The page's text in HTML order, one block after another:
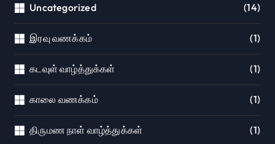
Uncategorized (14)
இரவு வணக்கம் (1)
கடவுள் வாழ்த்துக்கள் (1)
காலை வணக்கம் (1)
திருமண நாள் வாழ்த்துக்கள் (1)